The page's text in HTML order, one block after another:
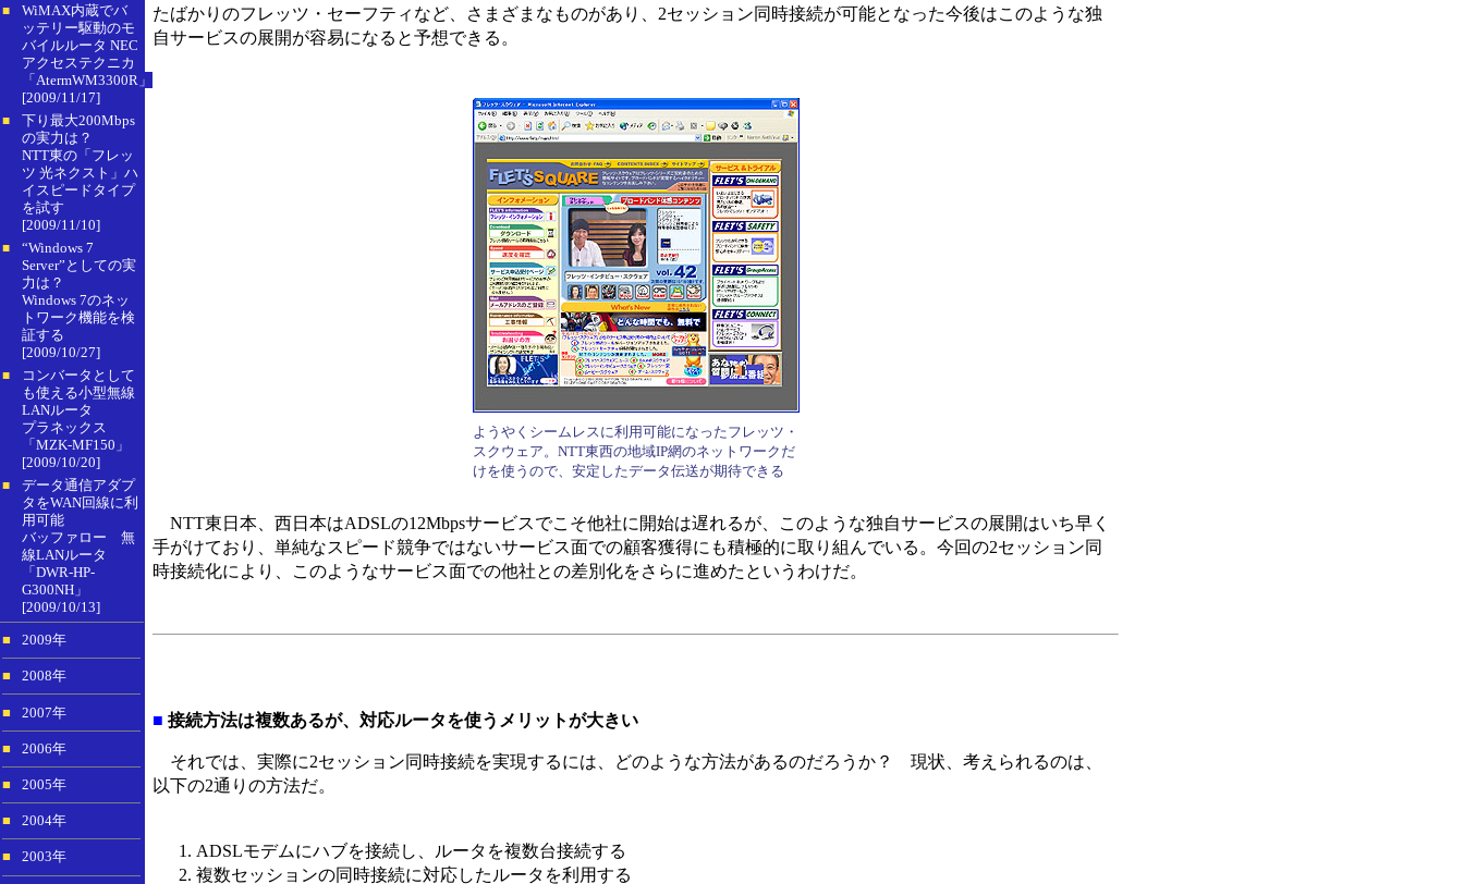
■
WiMAX内蔵でバ
ッテリー駆動のモ
バイルルータ NEC
アクセステクニカ
「AtermWM3300R」
[2009/11/17]
■
下り最大200Mbps
の実力は？
NTT東の「フレッ
ツ 光ネクスト」ハ
イスピードタイプ
を試す
[2009/11/10]
■
“Windows 7
Server”としての実
力は？
Windows 7のネッ
トワーク機能を検
証する
[2009/10/27]
■
コンバータとして
も使える小型無線
LANルータ
プラネックス
「MZK-MF150」
[2009/10/20]
■
データ通信アダプ
タをWAN回線に利
用可能
バッファロー 無
線LANルータ
「DWR-HP-
G300NH」
[2009/10/13]
■ 2009年
■ 2008年
■ 2007年
■ 2006年
■ 2005年
■ 2004年
■ 2003年
たばかりのフレッツ・セーフティなど、さまざまなものがあり、2セッション同時接続が可能となった今後はこのような独
自サービスの展開が容易になると予想できる。
ようやくシームレスに利用可能になったフレッツ・
スクウェア。NTT東西の地域IP網のネットワークだ
けを使うので、安定したデータ伝送が期待できる
NTT東日本、西日本はADSLの12Mbpsサービスでこそ他社に開始は遅れるが、このような独自サービスの展開はいち早く
手がけており、単純なスピード競争ではないサービス面での顧客獲得にも積極的に取り組んでいる。今回の2セッション同
時接続化により、このようなサービス面での他社との差別化をさらに進めたというわけだ。
■ 接続方法は複数あるが、対応ルータを使うメリットが大きい
それでは、実際に2セッション同時接続を実現するには、どのような方法があるのだろうか？ 現状、考えられるのは、
以下の2通りの方法だ。
ADSLモデムにハブを接続し、ルータを複数台接続する
複数セッションの同時接続に対応したルータを利用する